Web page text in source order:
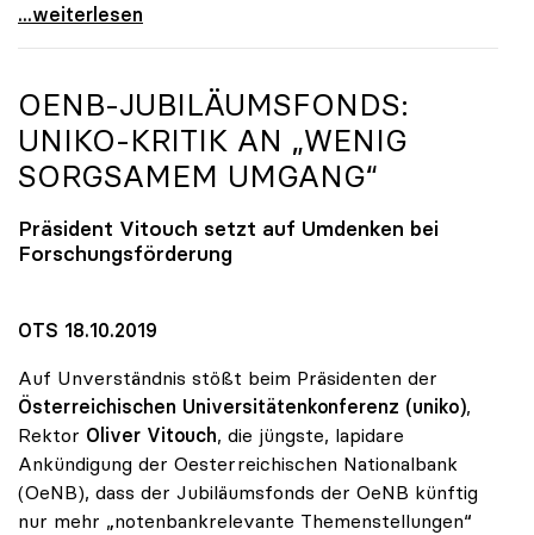
„Promotion ohne Limit“: Überraschende Qualität bei
...weiterlesen
OENB-JUBILÄUMSFONDS:
UNIKO-KRITIK AN „WENIG
SORGSAMEM UMGANG“
Präsident Vitouch setzt auf Umdenken bei
Forschungsförderung
OTS 18.10.2019
Auf Unverständnis stößt beim Präsidenten der
Österreichischen Universitätenkonferenz (uniko),
Rektor Oliver Vitouch, die jüngste, lapidare
Ankündigung der Oesterreichischen Nationalbank
(OeNB), dass der Jubiläumsfonds der OeNB künftig
nur mehr „notenbankrelevante Themenstellungen“